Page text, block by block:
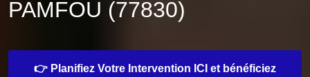
PAMFOU (77830)
👉 Planifiez Votre Intervention ICI et bénéficiez